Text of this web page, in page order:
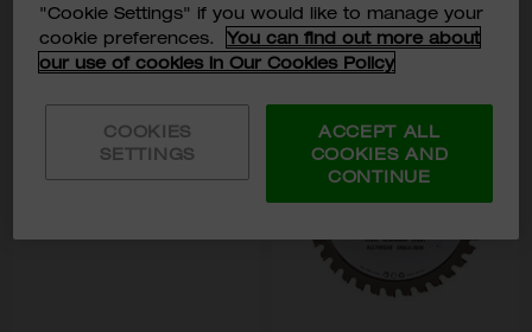
品切れ 品切れ
"Cookie Settings" if you would like to manage your
cookie preferences.
You can find out more about
our use of cookies in Our Cookies Policy
COOKIES
SETTINGS
ACCEPT ALL
COOKIES AND
CONTINUE